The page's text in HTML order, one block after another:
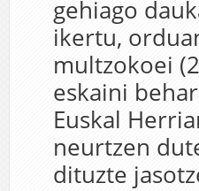
gehiago
ikertu,
multzokoei
eskaini
Euskal
neurtzen
dituzte